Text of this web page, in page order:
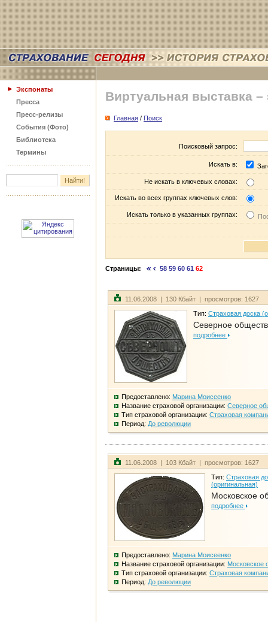
Экспонаты
Пресса
Пресс-релизы
События (Фото)
Библиотека
Термины
Виртуальная выставка –
Главная / Поиск
Поисковый запрос:
Искать в:
Не искать в ключевых словах:
Искать во всех группах ключевых слов:
Искать только в указанных группах:
Страницы: 58 59 60 61 62
11.06.2008 | 130 Кбайт | просмотров: 1627
Тип: Страховая доска
Северное
подробнее
Предоставлено: Марина Моисеенко
Название страховой организации: Северное
Тип страховой организации: Страховая
Период: До революции
11.06.2008 | 103 Кбайт | просмотров: 1627
Тип: Страховая
(оригинальная)
Московское
подробнее
Предоставлено: Марина Моисеенко
Название страховой организации: Московское
Тип страховой организации: Страховая
Период: До революции